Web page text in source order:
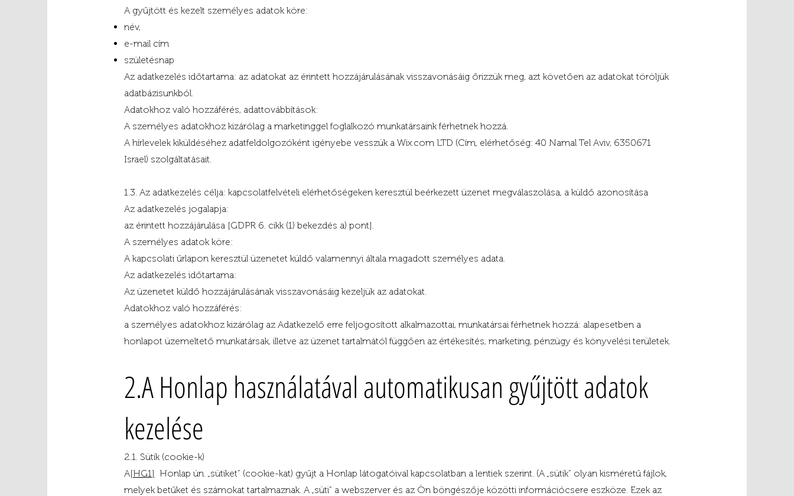
A gyűjtött és kezelt személyes adatok köre:
név,
e-mail cím
születésnap
Az adatkezelés időtartama: az adatokat az érintett hozzájárulásának visszavonásáig őrizzük meg, azt követően az adatokat töröljük
adatbázisunkból.
Adatokhoz való hozzáférés, adattovábbítások:
A személyes adatokhoz kizárólag a marketinggel foglalkozó munkatársaink férhetnek hozzá.
A hírlevelek kiküldéséhez adatfeldolgozóként igényebe vesszük a Wix.com LTD (Cím, elérhetőség: 40 Namal Tel Aviv, 6350671
Israel) szolgáltatásait.
1.3. Az adatkezelés célja: kapcsolatfelvételi elérhetőségeken keresztül beérkezett üzenet megválaszolása, a küldő azonosítása
Az adatkezelés jogalapja:
az érintett hozzájárulása [GDPR 6. cikk (1) bekezdés a) pont].
A személyes adatok köre:
A kapcsolati űrlapon keresztül üzenetet küldő valamennyi általa magadott személyes adata.
Az adatkezelés időtartama:
Az üzenetet küldő hozzájárulásának visszavonásáig kezeljük az adatokat.
Adatokhoz való hozzáférés:
a személyes adatokhoz kizárólag az Adatkezelő erre feljogosított alkalmazottai, munkatársai férhetnek hozzá: alapesetben a
honlapot üzemeltető munkatársak, illetve az üzenet tartalmától függően az értékesítés, marketing, pénzügy és könyvelési területek.
2.A Honlap használatával automatikusan gyűjtött adatok
kezelése
2.1. Sütik (cookie-k)
A[HG1] Honlap ún. „sütiket” (cookie-kat) gyűjt a Honlap látogatóival kapcsolatban a lentiek szerint. (A „sütik” olyan kisméretű fájlok,
melyek betűket és számokat tartalmaznak. A „süti” a webszerver és az Ön böngészője közötti információcsere eszköze. Ezek az